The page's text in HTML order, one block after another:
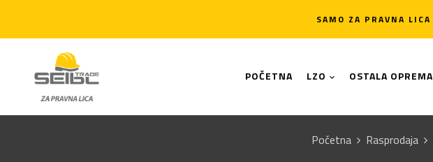
SAMO ZA PRAVNA LICA
POČETNA LZO OSTALA OPREMA
Početna Rasprodaja